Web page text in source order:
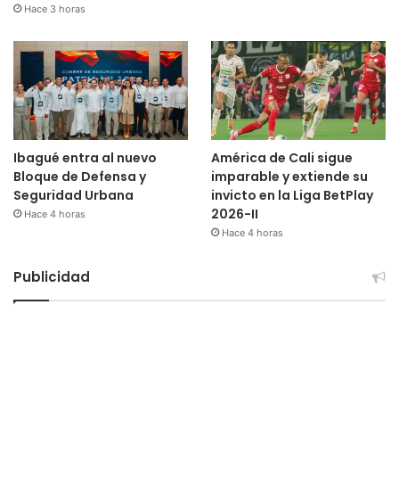
Hace 3 horas
Ibagué entra al nuevo
Bloque de Defensa y
Seguridad Urbana
Hace 4 horas
América de Cali sigue
imparable y extiende su
invicto en la Liga BetPlay
2026-II
Hace 4 horas
Publicidad